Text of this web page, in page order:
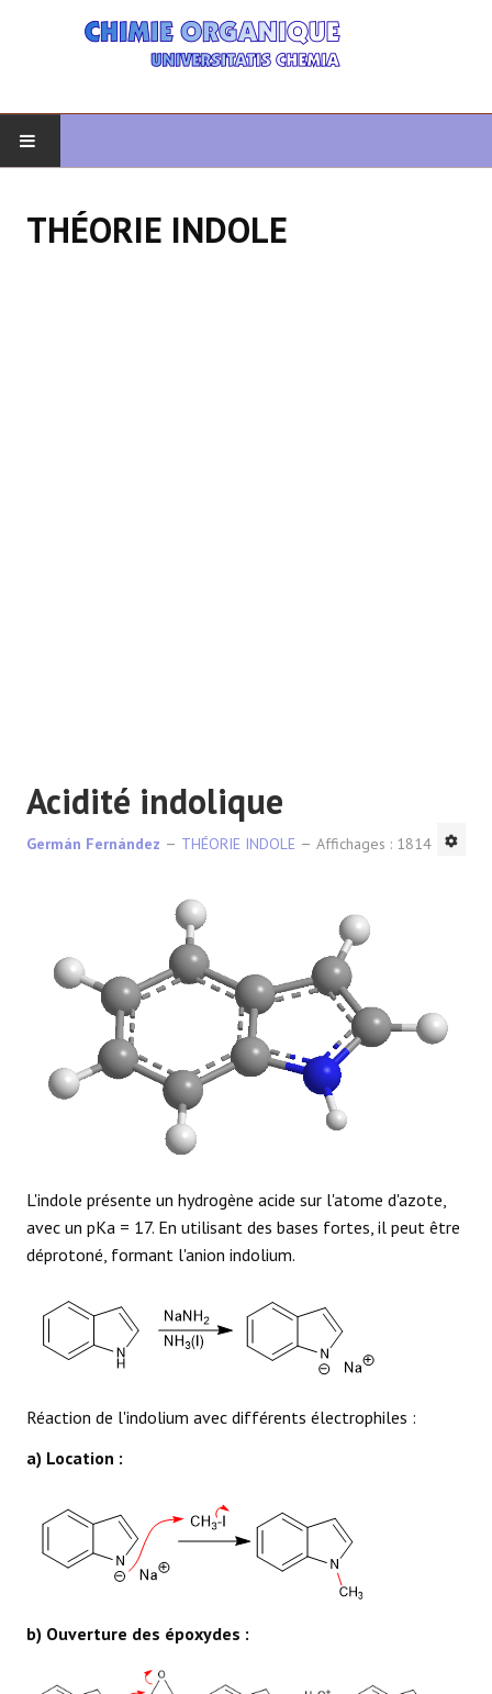
CHIMIE ORGANIQUE
THÉORIE INDOLE
Acidité indolique
Germán Fernández THÉORIE INDOLE Affichages : 1814
L'indole présente un hydrogène acide sur l'atome d'azote,
avec un pKa = 17. En utilisant des bases fortes, il peut être
déprotoné, formant l'anion indolium.
Réaction de l'indolium avec différents électrophiles :
a) Location :
b) Ouverture des époxydes :